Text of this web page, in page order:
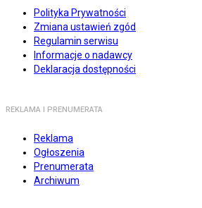
Polityka Prywatności
Zmiana ustawień zgód
Regulamin serwisu
Informacje o nadawcy
Deklaracja dostępności
REKLAMA I PRENUMERATA
Reklama
Ogłoszenia
Prenumerata
Archiwum